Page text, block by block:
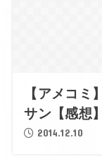
【アメコミ
サン【感想】
2014.12.10